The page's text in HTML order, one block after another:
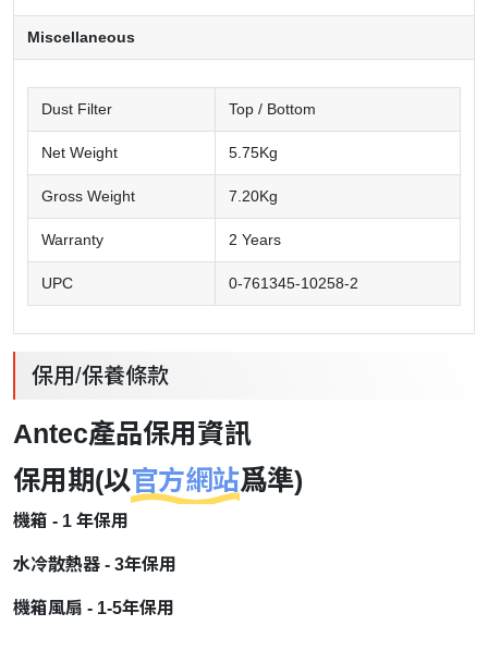
Miscellaneous
Dust Filter Top / Bottom
Net Weight 5.75Kg
Gross Weight 7.20Kg
Warranty 2 Years
UPC 0-761345-10258-2
保用/保養條款
Antec產品保用資訊
保用期(以官方網站爲準)
機箱 - 1 年保用
水冷散熱器 - 3年保用
機箱風扇 - 1-5年保用